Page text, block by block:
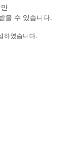
을 수 있습니다.
하였습니다.